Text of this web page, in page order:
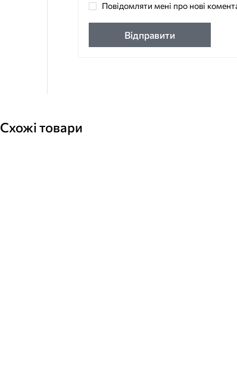
Повідомляти мені про нові
Відправити
Схожі товари